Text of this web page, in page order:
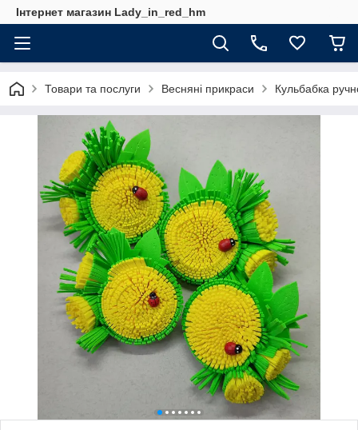
Інтернет магазин Lady_in_red_hm
Товари та послуги Весняні прикраси Кульбабка